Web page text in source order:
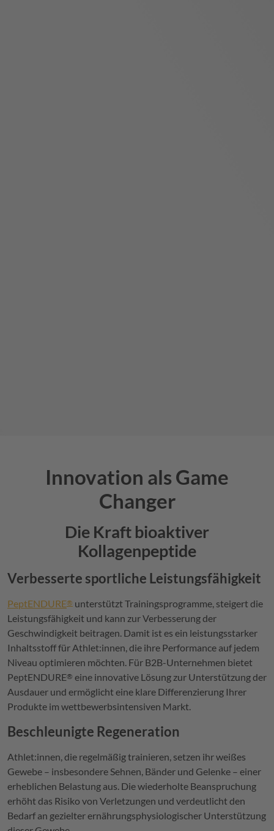
Innovation als Game
Changer
Die Kraft bioaktiver
Kollagenpeptide
Verbesserte sportliche Leistungsfähigkeit
PeptENDURE® unterstützt Trainingsprogramme, steigert die
Leistungsfähigkeit und kann zur Verbesserung der
Geschwindigkeit beitragen. Damit ist es ein leistungsstarker
Inhaltsstoff für Athlet:innen, die ihre Performance auf jedem
Niveau optimieren möchten. Für B2B-Unternehmen bietet
PeptENDURE® eine innovative Lösung zur Unterstützung der
Ausdauer und ermöglicht eine klare Differenzierung Ihrer
Produkte im wettbewerbsintensiven Markt.
Beschleunigte Regeneration
Athlet:innen, die regelmäßig trainieren, setzen ihr weißes
Gewebe – insbesondere Sehnen, Bänder und Gelenke – einer
erheblichen Belastung aus. Die wiederholte Beanspruchung
erhöht das Risiko von Verletzungen und verdeutlicht den
Bedarf an gezielter ernährungsphysiologischer Unterstützung